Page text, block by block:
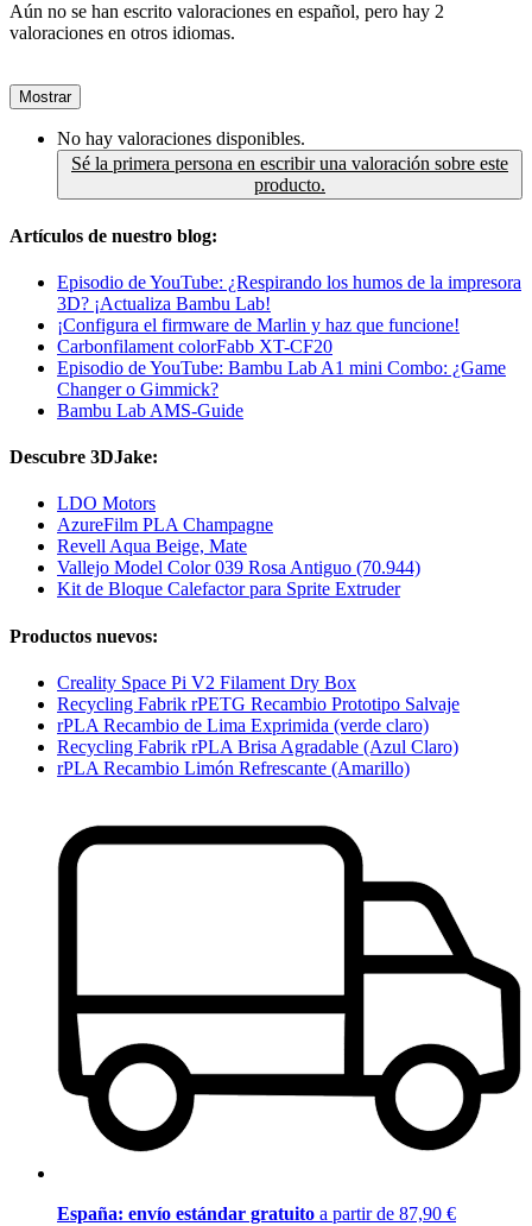
Aún no se han escrito valoraciones en español, pero hay 2
valoraciones en otros idiomas.
Mostrar
No hay valoraciones disponibles.
Sé la primera persona en escribir una valoración sobre este
producto.
Artículos de nuestro blog:
Episodio de YouTube: ¿Respirando los humos de la impresora
3D? ¡Actualiza Bambu Lab!
¡Configura el firmware de Marlin y haz que funcione!
Carbonfilament colorFabb XT-CF20
Episodio de YouTube: Bambu Lab A1 mini Combo: ¿Game
Changer o Gimmick?
Bambu Lab AMS-Guide
Descubre 3DJake:
LDO Motors
AzureFilm PLA Champagne
Revell Aqua Beige, Mate
Vallejo Model Color 039 Rosa Antiguo (70.944)
Kit de Bloque Calefactor para Sprite Extruder
Productos nuevos:
Creality Space Pi V2 Filament Dry Box
Recycling Fabrik rPETG Recambio Prototipo Salvaje
rPLA Recambio de Lima Exprimida (verde claro)
Recycling Fabrik rPLA Brisa Agradable (Azul Claro)
rPLA Recambio Limón Refrescante (Amarillo)
España: envío estándar gratuito a partir de 87,90 €